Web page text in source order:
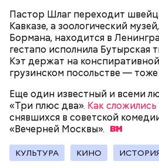
Пастор Шлаг переходит
Кавказе, а зоологический
Бормана, находится в
гестапо исполнила Бутырская
Кэт держат на
грузинском посольстве —
Еще один известный и всеми
«Три плюс два». Как
снявшихся в советской
«Вечерней Москвы».
КУЛЬТУРА КИНО
Фото: Shutterstock
— Наиболее
салаты, лаваш с творогом и
запеканка. Щавеля там везде
немного, поэтому никакого
Чем разнообразнее рацион
лучше. Потому что это
возникновения дефицитов